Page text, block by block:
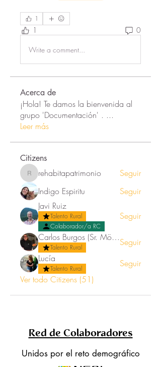
1
1 0
Write a comment...
Acerca de
¡Hola! Te damos la bienvenida al
grupo 'Documentación' . ...
Leer más
Citizens
rehabitapatrimonio
rehabitapatrimonio
Seguir
Indigo Espiritu
Seguir
Javi Ruiz
Talento Rural
Colaborador/a RC
Seguir
Carlos Burgos (Sr. Mörez)
Talento Rural
Seguir
Lucía
Talento Rural
Seguir
Ver todo Citizens (51)
Red de Colaboradores
Unidos por el reto demográfico